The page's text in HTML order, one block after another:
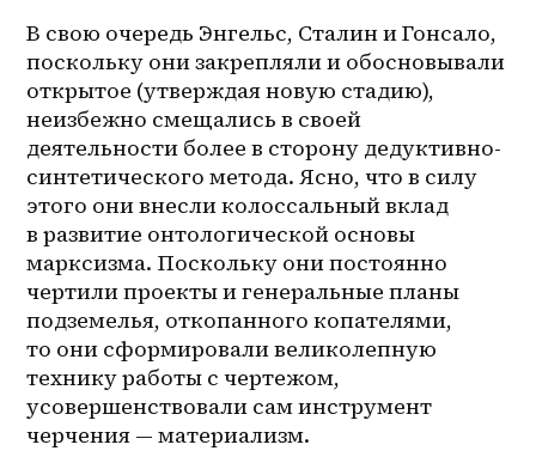
В свою очередь Энгельс, Сталин и Гонсало,
поскольку они закрепляли и обосновывали
открытое (утверждая новую стадию),
неизбежно смещались в своей
деятельности более в сторону дедуктивно-
синтетического метода. Ясно, что в силу
этого они внесли колоссальный вклад
в развитие онтологической основы
марксизма. Поскольку они постоянно
чертили проекты и генеральные планы
подземелья, откопанного копателями,
то они сформировали великолепную
технику работы с чертежом,
усовершенствовали сам инструмент
черчения — материализм.